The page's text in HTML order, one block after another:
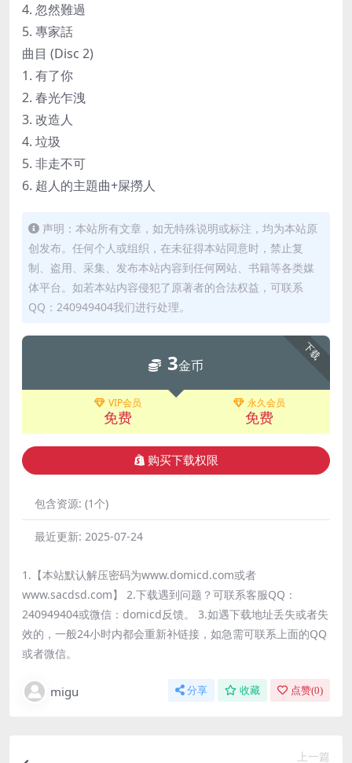
4. 忽然難過
5. 專家話
曲目 (Disc 2)
1. 有了你
2. 春光乍洩
3. 改造人
4. 垃圾
5. 非走不可
6. 超人的主題曲+屎撈人
声明：本站所有文章，如无特殊说明或标注，均为本站原
创发布。任何个人或组织，在未征得本站同意时，禁止复
制、盗用、采集、发布本站内容到任何网站、书籍等各类媒
体平台。如若本站内容侵犯了原著者的合法权益，可联系
QQ：240949404我们进行处理。
下载
3金币
VIP会员
免费
永久会员
免费
购买下载权限
包含资源: (1个)
最近更新: 2025-07-24
1.【本站默认解压密码为www.domicd.com或者
www.sacdsd.com】 2.下载遇到问题？可联系客服QQ：
240949404或微信：domicd反馈。 3.如遇下载地址丢失或者失
效的，一般24小时内都会重新补链接，如急需可联系上面的QQ
或者微信。
migu 分享 收藏 点赞(0)
上一篇